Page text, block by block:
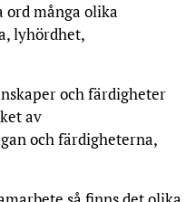
ord många olika
lyhördhet,
och färdigheter
av
och färdigheterna,